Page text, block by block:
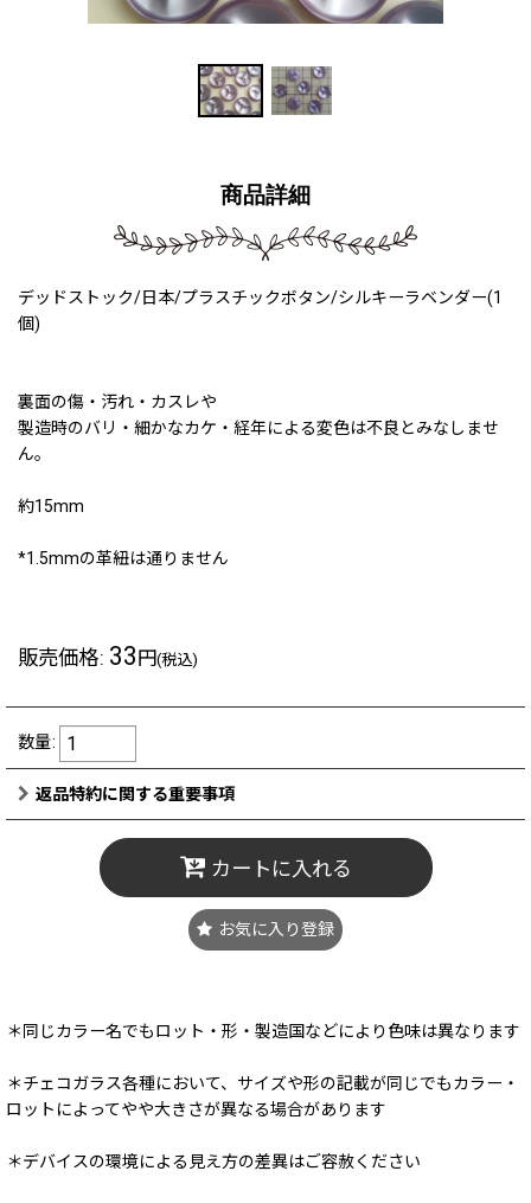
商品詳細
デッドストック/日本/プラスチックボタン/シルキーラベンダー(1
個)
裏面の傷・汚れ・カスレや
製造時のバリ・細かなカケ・経年による変色は不良とみなしませ
ん。
約15mm
*1.5mmの革紐は通りません
販売価格: 33円(税込)
数量:
返品特約に関する重要事項
カートに入れる
お気に入り登録
＊同じカラー名でもロット・形・製造国などにより色味は異なります
＊チェコガラス各種において、サイズや形の記載が同じでもカラー・
ロットによってやや大きさが異なる場合があります
＊デバイスの環境による見え方の差異はご容赦ください